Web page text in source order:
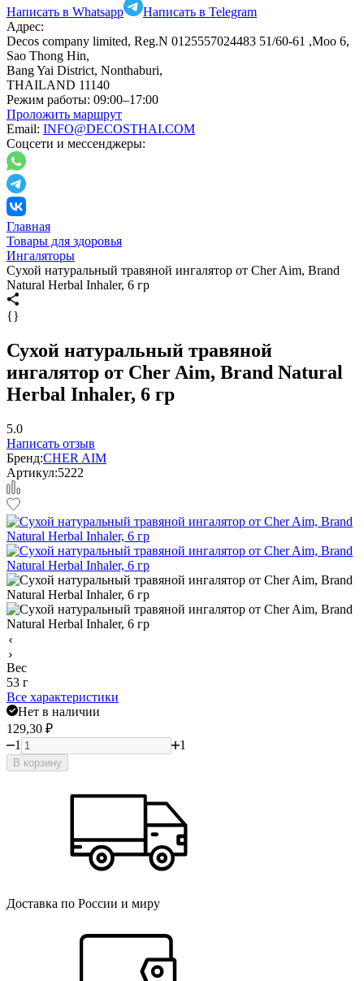
Написать в Whatsapp
Написать в Telegram
Адрес:
Decos company limited, Reg.N 0125557024483 51/60-61 ,Moo 6,
Sao Thong Hin,
Bang Yai District, Nonthaburi,
THAILAND 11140
Режим работы: 09:00–17:00
Проложить маршрут
Email: INFO@DECOSTHAI.COM
Соцсети и мессенджеры:
Главная
Товары для здоровья
Ингаляторы
Сухой натуральный травяной ингалятор от Cher Aim, Brand
Natural Herbal Inhaler, 6 гр
{}
Сухой натуральный травяной
ингалятор от Cher Aim, Brand Natural
Herbal Inhaler, 6 гр
5.0
Написать отзыв
Бренд:CHER AIM
Артикул:5222
Вес
53 г
Все характеристики
Нет в наличии
129,30 ₽
1
1
В корзину
Доставка по России и миру